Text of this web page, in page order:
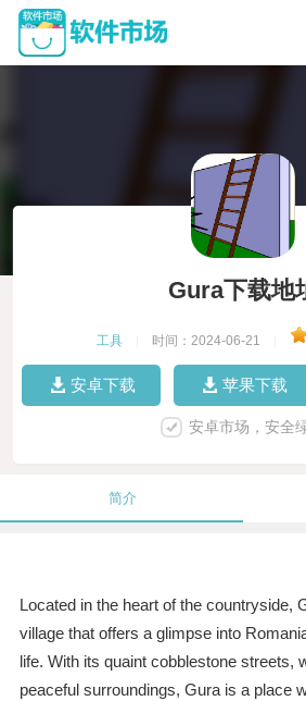
Gura下载地
工具 时间：2024-06-21
安卓下载 苹果下载
安卓市场，安全
简介
Located in the heart of the countryside,
village that offers a glimpse into
life. With its quaint cobblestone streets,
peaceful surroundings, Gura is a place